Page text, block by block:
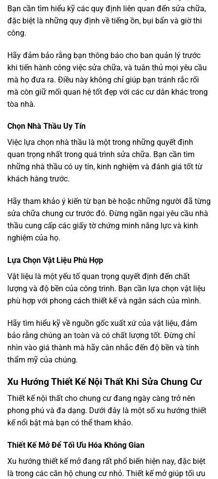
Bạn cần tìm hiểu kỹ các quy định liên quan đến sửa chữa,
đặc biệt là những quy định về tiếng ồn, bụi bẩn và giờ thi
công.
Hãy đảm bảo rằng bạn thông báo cho ban quản lý trước
khi tiến hành công việc sửa chữa, và tuân thủ mọi yêu cầu
mà họ đưa ra. Điều này không chỉ giúp bạn tránh rắc rối
mà còn giữ mối quan hệ tốt đẹp với các cư dân khác trong
tòa nhà.
Chọn Nhà Thầu Uy Tín
Việc lựa chọn nhà thầu là một trong những quyết định
quan trọng nhất trong quá trình sửa chữa. Bạn cần tìm
những nhà thầu có uy tín, kinh nghiệm và đánh giá tốt từ
khách hàng trước.
Hãy tham khảo ý kiến từ bạn bè hoặc những người đã từng
sửa chữa chung cư trước đó. Đừng ngần ngại yêu cầu nhà
thầu cung cấp các giấy tờ chứng minh năng lực và kinh
nghiệm của họ.
Lựa Chọn Vật Liệu Phù Hợp
Vật liệu là một yếu tố quan trọng quyết định đến chất
lượng và độ bền của công trình. Bạn cần lựa chọn vật liệu
phù hợp với phong cách thiết kế và ngân sách của mình.
Hãy tìm hiểu kỹ về nguồn gốc xuất xứ của vật liệu, đảm
bảo rằng chúng an toàn và có chất lượng tốt. Đừng chỉ
nhìn vào giá thành mà hãy cân nhắc đến độ bền và tính
thẩm mỹ của chúng.
Xu Hướng Thiết Kế Nội Thất Khi Sửa Chung Cư
Thiết kế nội thất cho chung cư đang ngày càng trở nên
phong phú và đa dạng. Dưới đây là một số xu hướng thiết
kế nổi bật mà bạn có thể tham khảo.
Thiết Kế Mở Để Tối Ưu Hóa Không Gian
Xu hướng thiết kế mở đang rất phổ biến hiện nay, đặc biệt
là trong các căn hộ chung cư nhỏ. Thiết kế mở giúp tối ưu